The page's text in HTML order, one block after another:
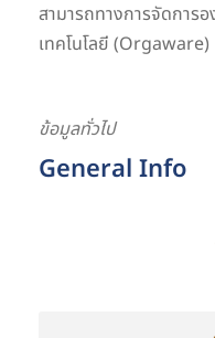
สามารถทางการจัดการ
เทคโนโลยี (Orgaware)
ข้อมูลทั่วไป
General Info